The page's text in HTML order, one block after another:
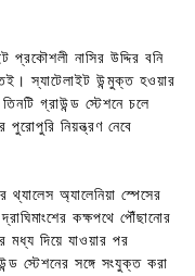
প্রকৌশলী নাসির উদ্দির বনি
স্যাটেলাইট উন্মুক্ত হওয়ার
গ্রাউন্ড স্টেশনে চলে
পুরোপুরি নিয়ন্ত্রণ নেবে
থ্যালেস অ্যালেনিয়া স্পেসের
কক্ষপথে পৌঁছানোর
মধ্য দিয়ে যাওয়ার পর
স্টেশনের সঙ্গে সংযুক্ত করা